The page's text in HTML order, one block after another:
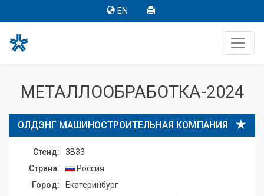
EN
МЕТАЛЛООБРАБОТКА-2024
ОЛДЭНГ МАШИНОСТРОИТЕЛЬНАЯ КОМПАНИЯ
Стенд:
3B33
Страна:
Россия
Город:
Екатеринбург